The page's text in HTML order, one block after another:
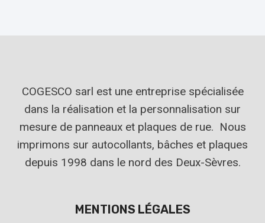
COGESCO sarl est une entreprise spécialisée
dans la réalisation et la personnalisation sur
mesure de panneaux et plaques de rue. Nous
imprimons sur autocollants, bâches et plaques
depuis 1998 dans le nord des Deux-Sèvres.
MENTIONS LÉGALES